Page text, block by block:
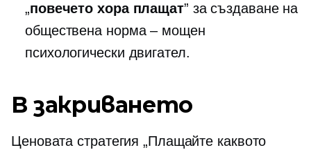
„повечето хора плащат” за създаване на
обществена норма – мощен
психологически двигател.
В закриването
Ценовата стратегия „Плащайте каквото